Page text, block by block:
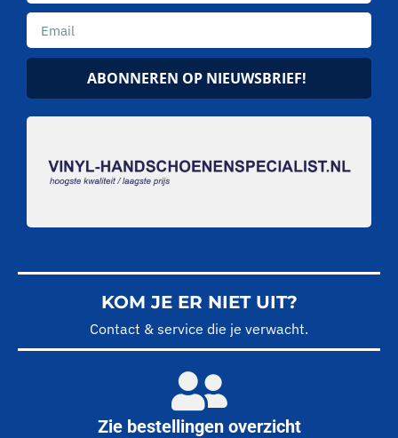
ABONNEREN OP NIEUWSBRIEF!
KOM JE ER NIET UIT?
Contact & service die je verwacht.
Zie bestellingen overzicht